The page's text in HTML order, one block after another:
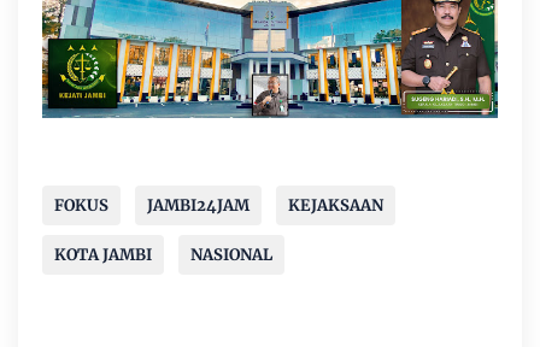
FOKUS JAMBI24JAM KEJAKSAAN
KOTA JAMBI NASIONAL